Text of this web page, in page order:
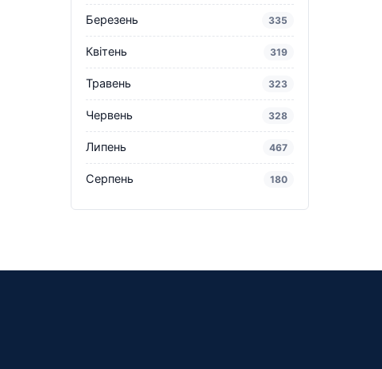
Березень 335
Квітень 319
Травень 323
Червень 328
Липень 467
Серпень 180